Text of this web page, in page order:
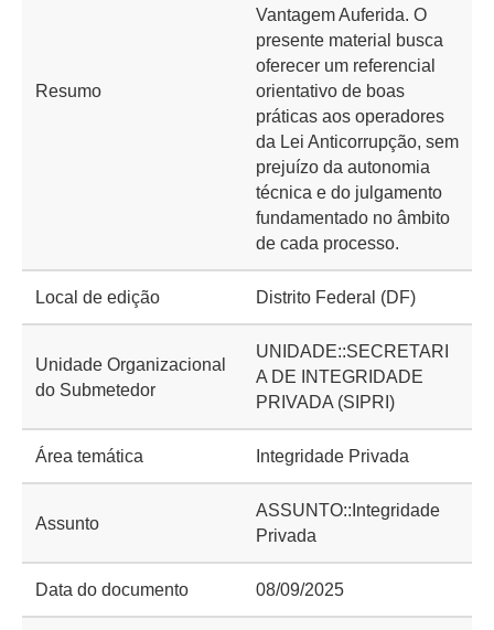
Resumo
Vantagem Auferida. O
presente material busca
oferecer um referencial
orientativo de boas
práticas aos operadores
da Lei Anticorrupção, sem
prejuízo da autonomia
técnica e do julgamento
fundamentado no âmbito
de cada processo.
Local de edição Distrito Federal (DF)
Unidade Organizacional
do Submetedor
UNIDADE::SECRETARI
A DE INTEGRIDADE
PRIVADA (SIPRI)
Área temática Integridade Privada
Assunto
ASSUNTO::Integridade
Privada
Data do documento 08/09/2025